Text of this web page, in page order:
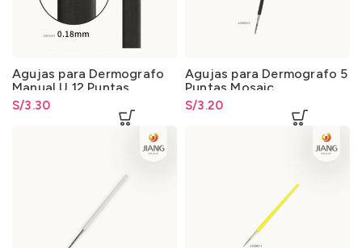
Agujas para Dermografo
Manual U 12 Puntas
S/3.30
Agujas para Dermografo 5
Puntas Mosaic
S/3.20